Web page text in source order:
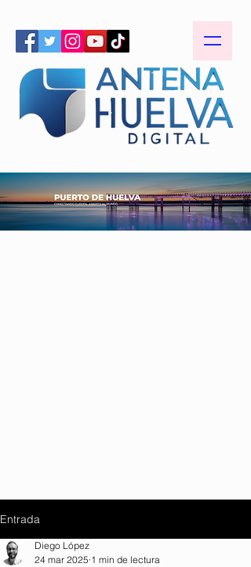
Entrada
Diego López
24 mar 2025 1 min de lectura